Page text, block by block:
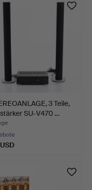
3 Teile,
SU-V470 …